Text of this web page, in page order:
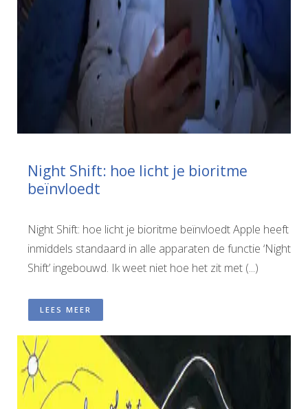
Night Shift: hoe licht je bioritme
beïnvloedt
Night Shift: hoe licht je bioritme beïnvloedt Apple heeft
inmiddels standaard in alle apparaten de functie ‘Night
Shift’ ingebouwd. Ik weet niet hoe het zit met (...)
LEES MEER